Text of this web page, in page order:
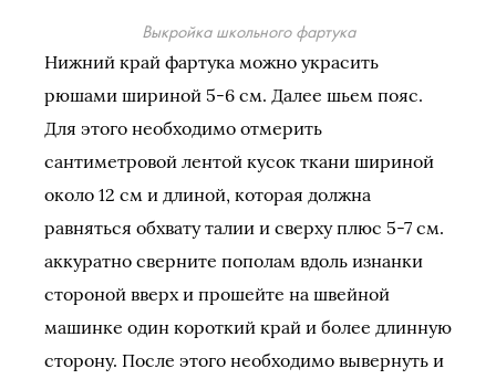
Выкройка школьного фартука
Нижний край фартука можно украсить
рюшами шириной 5-6 см. Далее шьем пояс.
Для этого необходимо отмерить
сантиметровой лентой кусок ткани шириной
около 12 см и длиной, которая должна
равняться обхвату талии и сверху плюс 5-7 см.
аккуратно сверните пополам вдоль изнанки
стороной вверх и прошейте на швейной
машинке один короткий край и более длинную
сторону. После этого необходимо вывернуть и